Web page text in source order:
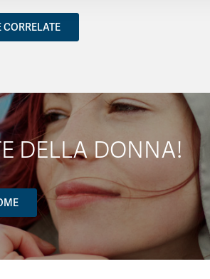
CORRELATE
DELLA DONNA!